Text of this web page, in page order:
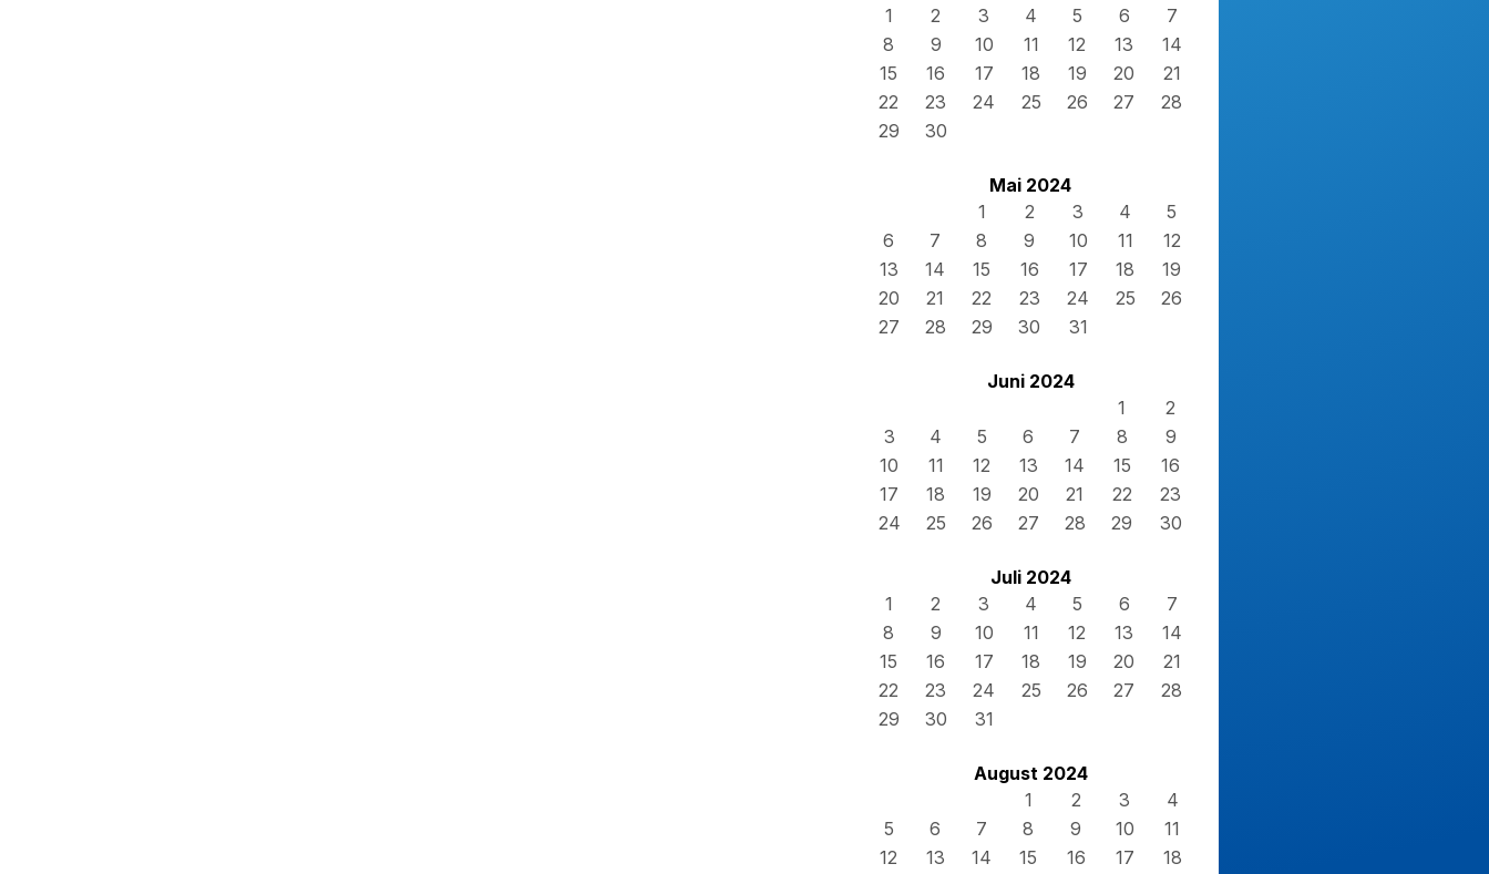
1
2 3 4 5 6
7
8
9 10 11 12 13
14
15
16 17 18 19 20
21
22
23 24 25 26 27
28
29
30
Mai 2024
1
2 3 4
5
6
7 8 9 10 11
12
13
14 15 16 17 18
19
20
21 22 23 24 25
26
27
28 29 30 31
Juni 2024
1
2
3
4 5 6 7 8
9
10
11 12 13 14 15
16
17
18 19 20 21 22
23
24
25 26 27 28 29 30
Juli 2024
1
2 3 4 5 6
7
8
9 10 11 12 13
14
15
16 17 18 19 20
21
22
23 24 25 26 27
28
29
30 31
August 2024
1
2 3
4
5
6 7 8 9 10
11
12
13 14 15 16 17
18